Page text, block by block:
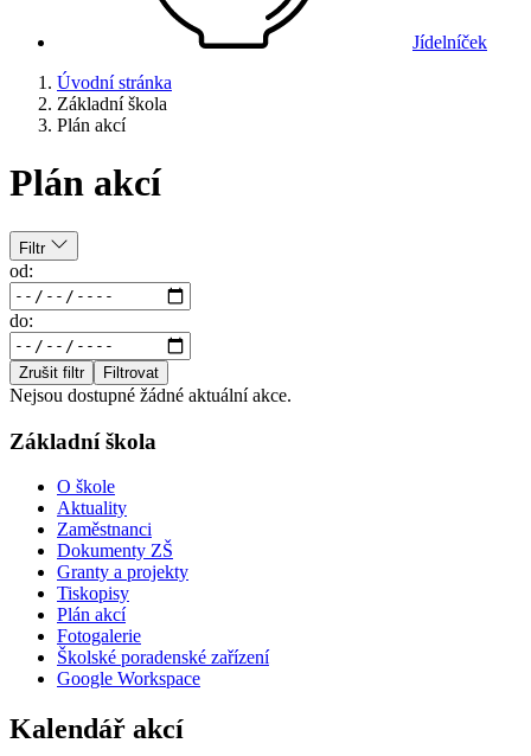
Jídelníček
Úvodní stránka
Základní škola
Plán akcí
Plán akcí
Filtr
od:
do:
Zrušit filtr Filtrovat
Nejsou dostupné žádné aktuální akce.
Základní škola
O škole
Aktuality
Zaměstnanci
Dokumenty ZŠ
Granty a projekty
Tiskopisy
Plán akcí
Fotogalerie
Školské poradenské zařízení
Google Workspace
Kalendář akcí